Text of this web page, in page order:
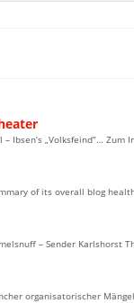
Ibsen’s „Volksfeind“… Zum
of its overall blog
– Sender Karlshorst
organisatorischer